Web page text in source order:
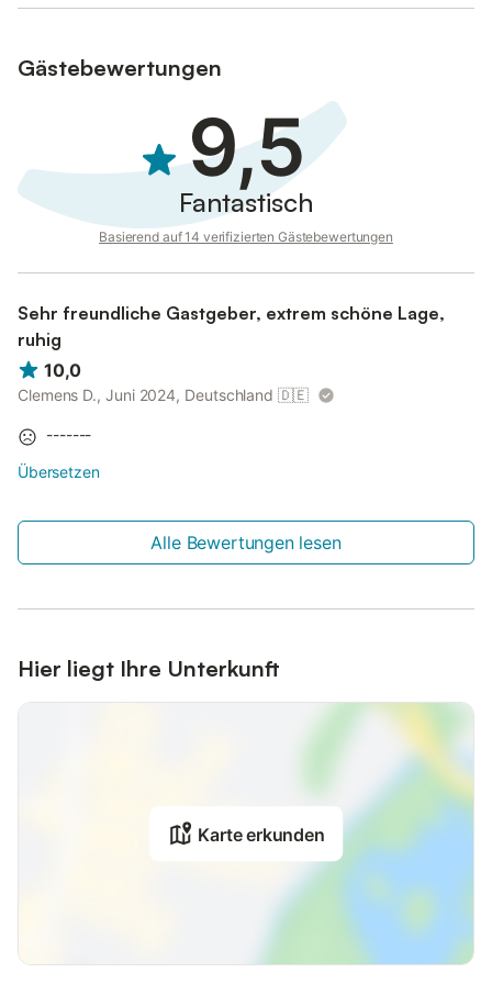
Gästebewertungen
9,5
Fantastisch
Basierend auf 14 verifizierten Gästebewertungen
Sehr freundliche Gastgeber, extrem schöne Lage,
ruhig
10,0
Clemens D., Juni 2024, Deutschland 🇩🇪
-------
Übersetzen
Alle Bewertungen lesen
Hier liegt Ihre Unterkunft
Karte erkunden